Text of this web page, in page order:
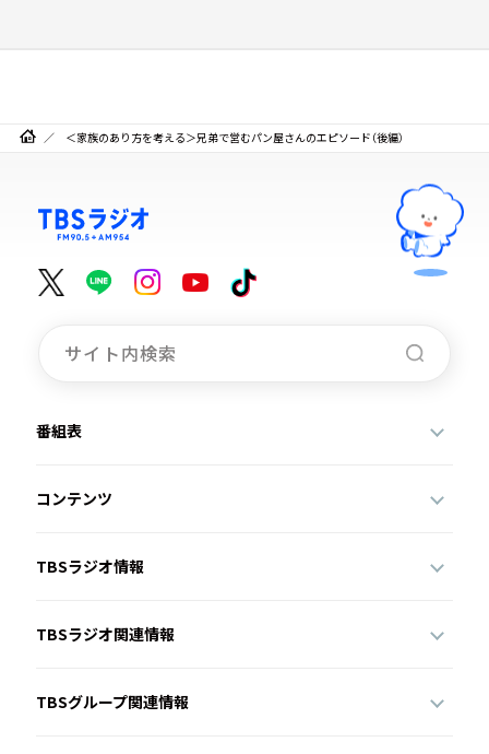
＜家族のあり方を考える＞兄弟で営むパン屋さんのエピソード（後編）
番組表
コンテンツ
TBSラジオ情報
TBSラジオ関連情報
TBSグループ関連情報